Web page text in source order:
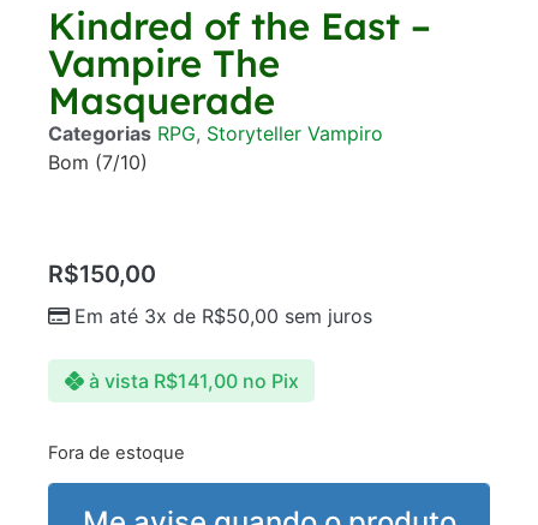
Kindred of the East –
Vampire The
Masquerade
Categorias RPG, Storyteller Vampiro
Bom (7/10)
R$150,00
Em até 3x de R$50,00 sem juros
à vista R$141,00 no Pix
Fora de estoque